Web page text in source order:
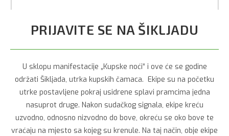
PRIJAVITE SE NA ŠIKLJADU
U sklopu manifestacije „Kupske noći“ i ove će se godine
održati Šikljada, utrka kupskih čamaca. Ekipe su na početku
utrke postavljene pokraj usidrene splavi pramcima jedna
nasuprot druge. Nakon sudačkog signala, ekipe kreću
uzvodno, odnosno nizvodno do bove, okreću se oko bove te
vraćaju na mjesto sa kojeg su krenule. Na taj način, obje ekipe